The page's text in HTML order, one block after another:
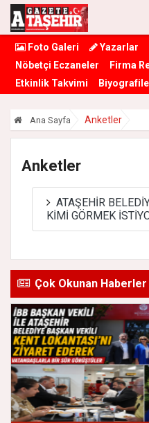
Foto Galeri Yazarlar
Nöbetçi Eczaneler
Firma
Etkinlik Takvimi
Ana Sayfa Anketler
Anketler
ATAŞEHİR
KİMİ GÖRMEK
Çok Okunan Haberler